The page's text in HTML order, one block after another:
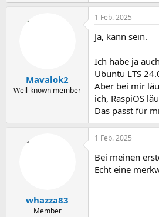
a
k
i
n
e
n
:
Mavalok2
Well-known member
1 Feb. 2025
Ja, kann sein.
Ich habe ja
Ubuntu LTS
Aber bei mir
ich, RaspiOS
Das passt für
whazza83
Member
1 Feb. 2025
Bei meinen
Echt eine